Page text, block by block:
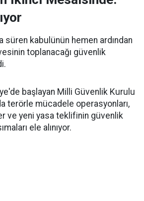
süren kabulünün hemen ardından
toplanacağı güvenlik
başlayan Milli Güvenlik Kurulu
terörle mücadele operasyonları,
ve yeni yasa teklifinin güvenlik
ele alınıyor.